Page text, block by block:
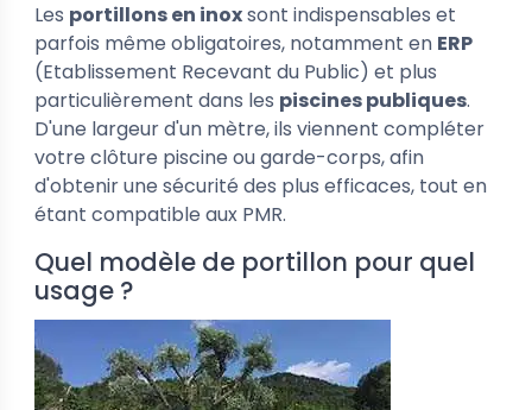
Les portillons en inoxsont indispensables et
parfois même obligatoires, notamment en ERP
(Etablissement Recevant du Public) et plus
particulièrement dans les piscines publiques.
D'une largeur d'un mètre, ils viennent compléter
votre clôture piscine ou garde-corps, afin
d'obtenir une sécurité des plus efficaces, tout en
étant compatible aux PMR.
Quel modèle de portillon pour quel
usage ?